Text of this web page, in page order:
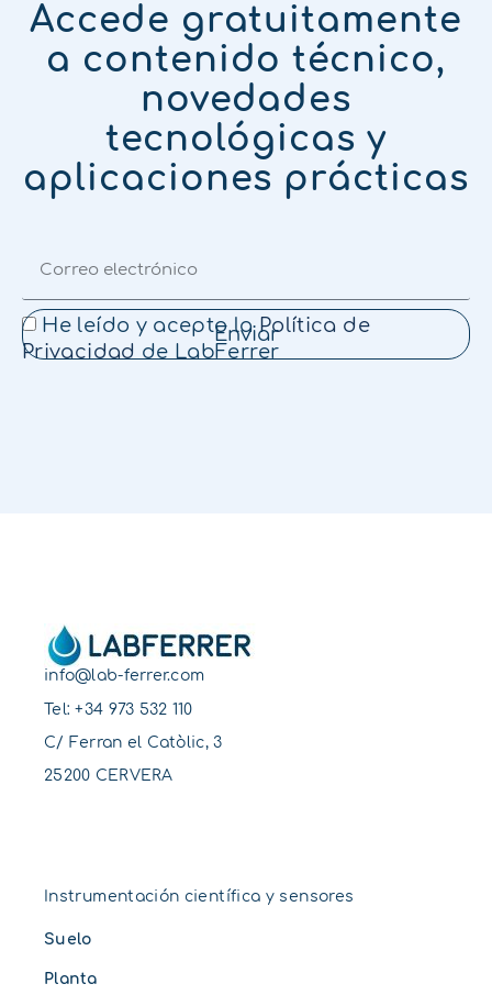
Accede gratuitamente
a contenido técnico,
novedades
tecnológicas y
aplicaciones prácticas
He leído y acepto laPolítica de
Privacidad de LabFerrer
Enviar
info@lab-ferrer.com
Tel:+34 973 532 110
C/ Ferran el Catòlic, 3
25200 CERVERA
Instrumentación científica y sensores
Suelo
Planta